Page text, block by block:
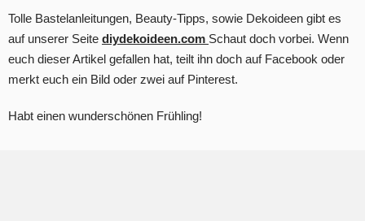
Tolle Bastelanleitungen, Beauty-Tipps, sowie Dekoideen gibt es
auf unserer Seite diydekoideen.com Schaut doch vorbei. Wenn
euch dieser Artikel gefallen hat, teilt ihn doch auf Facebook oder
merkt euch ein Bild oder zwei auf Pinterest.
Habt einen wunderschönen Frühling!